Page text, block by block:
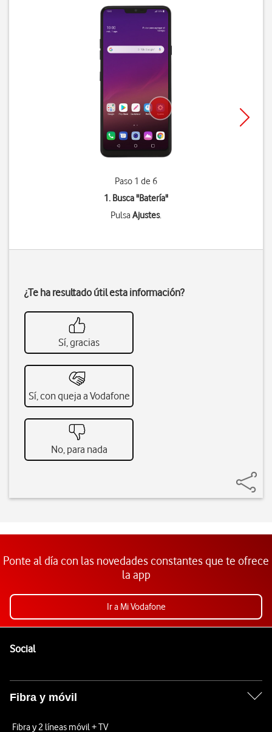
Paso 1 de 6
1. Busca "Batería"
PulsaAjustes.
¿Te ha resultado útil esta información?
Sí, gracias
Sí, con queja a Vodafone
No, para nada
Ponte al día con las novedades constantes que te ofrece
la app
Ir a Mi Vodafone
SocialEnlaces a las redes sociales de Vodafone
Fibra y móvil
Fibra y 2 líneas móvil + TV